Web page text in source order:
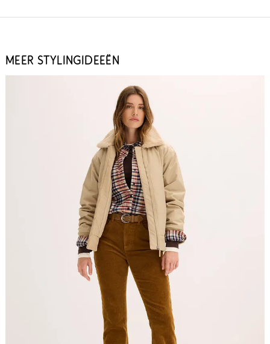
MEER STYLINGIDEEËN